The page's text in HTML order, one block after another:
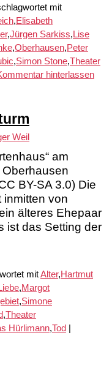
mit
,Elisabeth
,Jürgen Sarkiss, Lise
,Oberhausen,Peter
,Simon Stone,Theater
hinterlassen
Weil
am
BY-SA 3.0) Die
inmitten von
älteres Ehepaar
ist das Setting der
mitAlter,Hartmut
,Margot
,Simone
,Theater
Hürlimann,Tod